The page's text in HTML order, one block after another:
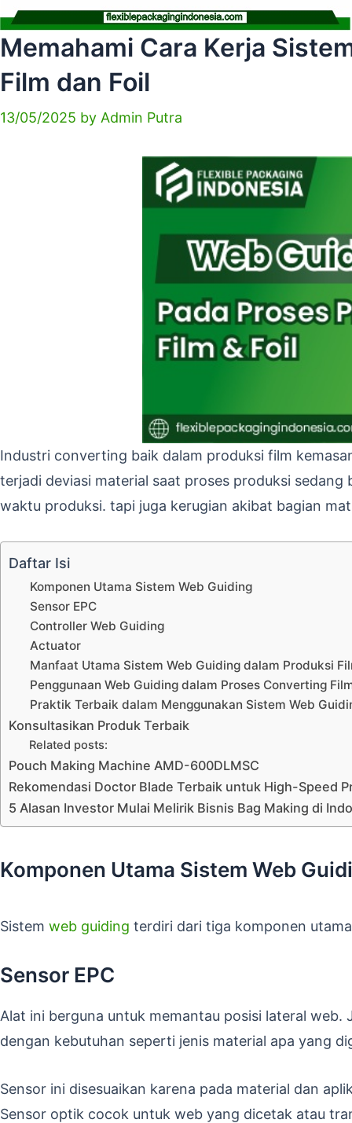
Memahami Cara Kerja
Film dan Foil
13/05/2025 by Admin Putra
Industri converting baik dalam produksi film
terjadi deviasi material saat proses produksi
waktu produksi. tapi juga kerugian akibat bagian
Daftar Isi
Komponen Utama Sistem Web Guiding
Sensor EPC
Controller Web Guiding
Actuator
Manfaat Utama Sistem Web Guiding dalam Produksi
Penggunaan Web Guiding dalam Proses Converting
Praktik Terbaik dalam Menggunakan Sistem Web
Konsultasikan Produk Terbaik
Related posts:
Pouch Making Machine AMD-600DLMSC
Rekomendasi Doctor Blade Terbaik untuk High-Speed
5 Alasan Investor Mulai Melirik Bisnis Bag Making di
Komponen Utama Sistem Web
Sistem web guiding terdiri dari tiga komponen
Sensor EPC
Alat ini berguna untuk memantau posisi lateral web.
dengan kebutuhan seperti jenis material apa yang
Sensor ini disesuaikan karena pada material dan
Sensor optik cocok untuk web yang dicetak atau